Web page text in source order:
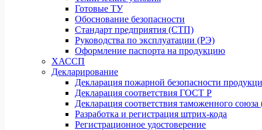
Готовые ТУ
Обоснование безопасности
Стандарт предприятия (СТП)
Руководства по эксплуатации (РЭ)
Оформление паспорта на продукцию
ХАССП
Декларирование
Декларация пожарной безопасности
Декларация соответствия ГОСТ Р
Декларация соответствия таможенного
Разработка и регистрация штрих-кода
Регистрационное удостоверение